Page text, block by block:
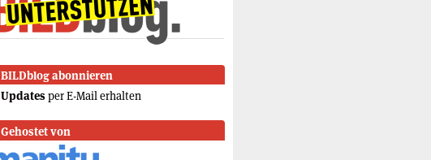
BILDblog abonnieren
Updates per E-Mail erhalten
Gehostet von